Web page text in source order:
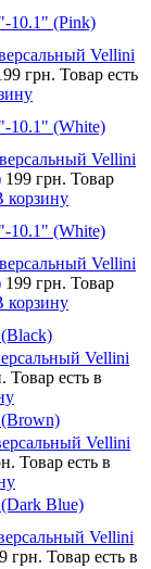
10.1" (Pink)
Vellini
грн. Товар есть
10.1" (White)
Vellini
199 грн. Товар
корзину
10.1" (White)
Vellini
199 грн. Товар
корзину
Vellini
Товар есть в
Vellini
Товар есть в
Blue)
Vellini
грн. Товар есть в